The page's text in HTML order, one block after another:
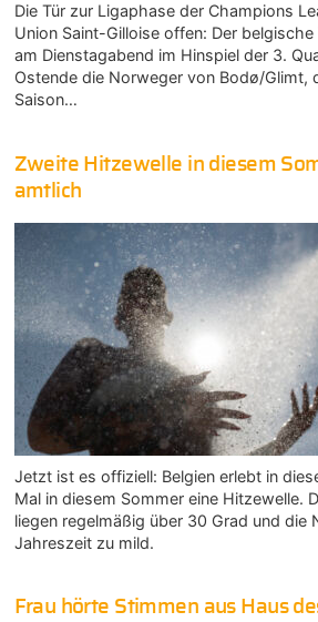
Die Tür zur Ligaphase der Champions
Union Saint-Gilloise offen: Der
am Dienstagabend im Hinspiel der 3.
Ostende die Norweger von Bodø/Glimt,
Saison…
Zweite Hitzewelle in diesem
amtlich
Jetzt ist es offiziell: Belgien erlebt in
Mal in diesem Sommer eine Hitzewelle.
liegen regelmäßig über 30 Grad und die
Jahreszeit zu mild.
Frau hörte Stimmen aus Haus